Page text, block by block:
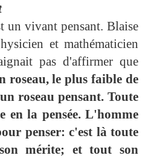
un vivant pensant. Blaise
et mathématicien
pas d'affirmer que
roseau, le plus faible de
roseau pensant. Toute
en la pensée. L'homme
penser: c'est là toute
mérite; et tout son